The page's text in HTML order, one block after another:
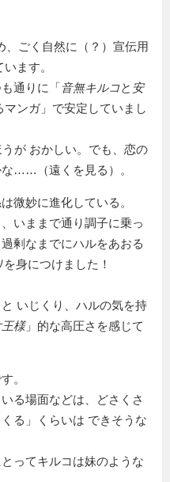
、ごく自然に（？）宣伝用
ます。
通りに「音無キルコと 安
ンガ」で安定していまし
が おかしい。でも、恋の
……（遠くを見る）。
微妙に進化している。
いままで通り調子に乗っ
剰なまでにハルをあおる
を身につけました！
と いじくり、ハルの気を持
王様」的な高圧さを感じて
。
る場面などは、どさくさ
る」くらいは できそうな
ってキルコは妹のような